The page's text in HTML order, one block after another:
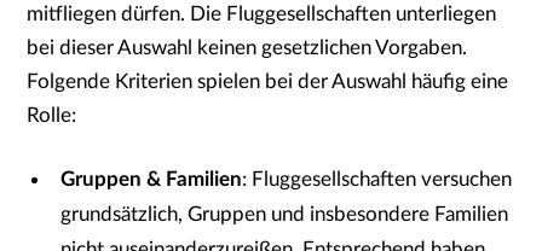
mitfliegen dürfen. Die Fluggesellschaften unterliegen
bei dieser Auswahl keinen gesetzlichen Vorgaben.
Folgende Kriterien spielen bei der Auswahl häufig eine
Rolle:
Gruppen & Familien: Fluggesellschaften versuchen
grundsätzlich, Gruppen und insbesondere Familien